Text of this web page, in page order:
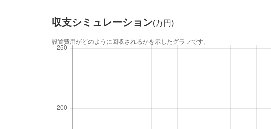
収支シミュレーション(万円)
設置費用がどのように回収されるかを示したグラフです。